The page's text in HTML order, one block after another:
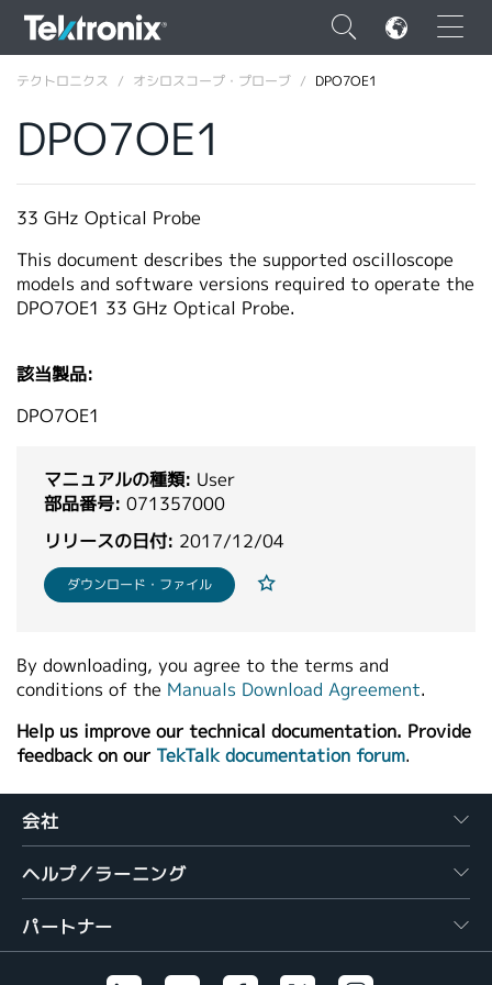
×
ENGLISH
FRANÇAIS
DEUTSCH
简体中文
日本語
韓国語
繁體中文
テクトロニクス オシロスコープ・プローブ DPO7OE1
DPO7OE1
33 GHz Optical Probe
This document describes the supported oscilloscope
models and software versions required to operate the
DPO7OE1 33 GHz Optical Probe.
該当製品:
DPO7OE1
マニュアルの種類: User
部品番号: 071357000
リリースの日付: 2017/12/04
ダウンロード・ファイル
By downloading, you agree to the terms and
conditions of the Manuals Download Agreement.
Help us improve our technical documentation. Provide
feedback on our TekTalk documentation forum.
会社
ヘルプ／ラーニング
パートナー